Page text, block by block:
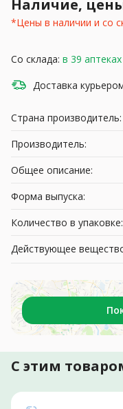
Наличие,
*Цены в наличии и со
Со склада: в 39 аптеках
Доставка
Страна производитель:
Производитель:
Общее описание:
Форма выпуска:
Количество в упаковке:
Действующее
С этим